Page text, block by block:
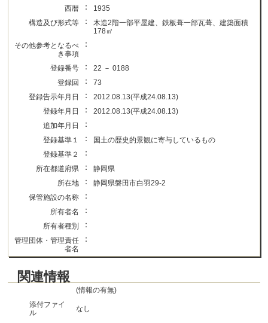
西暦
：
1935
構造及び形式等
：
木造2階一部平屋建、鉄板葺一部瓦葺、建築面積
178㎡
その他参考となるべ
き事項
：
登録番号 ：
22 － 0188
登録回
：
73
登録告示年月日
：
2012.08.13(平成24.08.13)
登録年月日
：
2012.08.13(平成24.08.13)
追加年月日
：
登録基準１ ：
国土の歴史的景観に寄与しているもの
登録基準２
：
所在都道府県 ：
静岡県
所在地
：
静岡県磐田市白羽29-2
保管施設の名称
：
所有者名 ：
所有者種別 ：
管理団体・管理責任
者名
：
関連情報
(情報の有無)
添付ファイ
ル
なし